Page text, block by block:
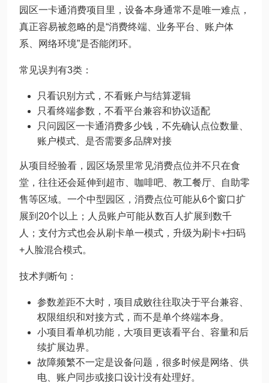
园区一卡通消费项目里，设备本身通常不是唯一难点，
真正容易被忽略的是“消费终端、业务平台、账户体
系、网络环境”是否能闭环。
常见误判有3类：
只看识别方式，不看账户与结算逻辑
只看终端参数，不看平台兼容和协议适配
只问园区一卡通消费多少钱，不先确认点位数量、
账户模式、是否需要多品牌对接
从项目经验看，园区场景里常见消费点位并不只在食
堂，往往还会延伸到超市、咖啡吧、教工餐厅、自助零
售等区域。一个中型园区，消费点位可能从6个窗口扩
展到20个以上；人员账户可能从数百人扩展到数千
人；支付方式也会从刷卡单一模式，升级为刷卡+扫码
+人脸混合模式。
技术判断句：
参数差距不大时，项目成败往往取决于平台兼容、
权限组织和对接方式，而不是单个终端本身。
小项目看单机功能，大项目更该看平台、容量和后
续扩展边界。
故障频繁不一定是设备问题，很多时候是网络、供
电、账户同步或接口设计没有处理好。